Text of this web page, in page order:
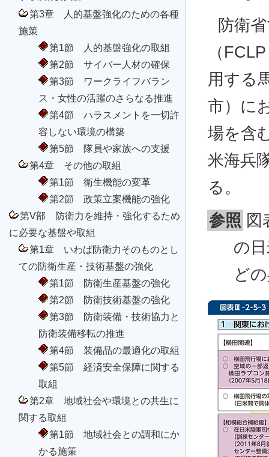
第3章 人的基盤強化のための各種
施策
第1節 人的基盤強化の取組
第2節 サイバー人材の確保
第3節 ワークライフバラン
ス・女性の活躍のさらなる推進
第4節 ハラスメントを一切許
容しない環境の構築
第5節 隊員や家族への支援
第4章 その他の取組
第1節 衛生機能の変革
第2節 政策立案機能の強化
第V部 防衛力を維持・強化するため
に必要な基盤や取組
第1章 いわば防衛力そのものとし
ての防衛生産・技術基盤の強化
第1節 防衛生産基盤の強化
第2節 防衛技術基盤の強化
第3節 防衛装備・技術協力と
防衛装備移転の推進
第4節 装備品の最適化の取組
第5節 経済安全保障に関する
取組
第2章 地域社会や環境との共生に
関する取組
第1節 地域社会との調和にか
かる施策
防衛
（
用する
市）に
場を含
米海兵
る。
参照 図
の
ど